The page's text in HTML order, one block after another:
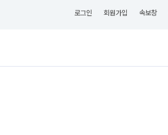
로그인 회원가입 속보창